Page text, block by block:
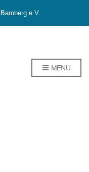
e.V.
MENU